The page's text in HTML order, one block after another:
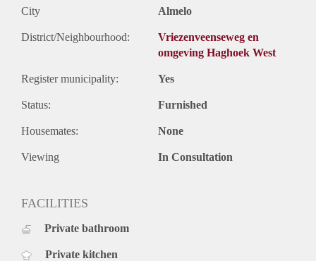
City Almelo
District/Neighbourhood:
Vriezenveenseweg en
omgeving Haghoek West
Register municipality: Yes
Status: Furnished
Housemates: None
Viewing In Consultation
FACILITIES
Private bathroom
Private kitchen